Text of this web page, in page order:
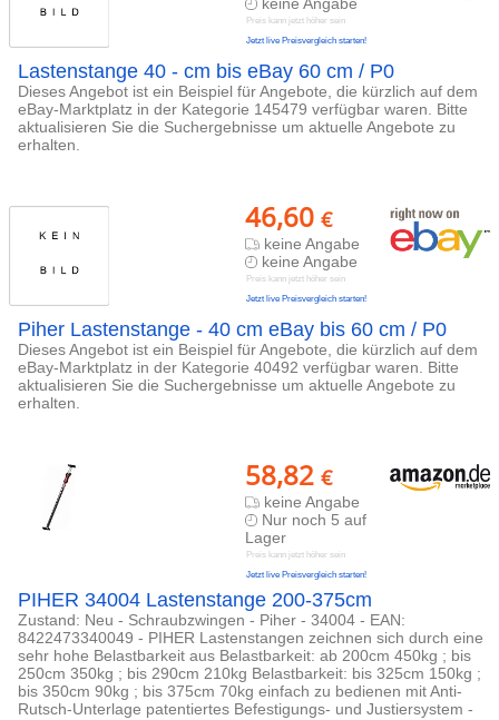
Preis kann jetzt höher sein
Jetzt live Preisvergleich starten!
Lastenstange 40 - cm bis eBay 60 cm / P0
Dieses Angebot ist ein Beispiel für Angebote, die kürzlich auf dem
eBay-Marktplatz in der Kategorie 145479 verfügbar waren. Bitte
aktualisieren Sie die Suchergebnisse um aktuelle Angebote zu
erhalten.
46,60 €
keine Angabe
keine Angabe
Preis kann jetzt höher sein
Jetzt live Preisvergleich starten!
Piher Lastenstange - 40 cm eBay bis 60 cm / P0
Dieses Angebot ist ein Beispiel für Angebote, die kürzlich auf dem
eBay-Marktplatz in der Kategorie 40492 verfügbar waren. Bitte
aktualisieren Sie die Suchergebnisse um aktuelle Angebote zu
erhalten.
58,82 €
keine Angabe
Nur noch 5 auf
Lager
Preis kann jetzt höher sein
Jetzt live Preisvergleich starten!
PIHER 34004 Lastenstange 200-375cm
Zustand: Neu - Schraubzwingen - Piher - 34004 - EAN:
8422473340049 - PIHER Lastenstangen zeichnen sich durch eine
sehr hohe Belastbarkeit aus Belastbarkeit: ab 200cm 450kg ; bis
250cm 350kg ; bis 290cm 210kg Belastbarkeit: bis 325cm 150kg ;
bis 350cm 90kg ; bis 375cm 70kg einfach zu bedienen mit Anti-
Rutsch-Unterlage patentiertes Befestigungs- und Justiersystem -